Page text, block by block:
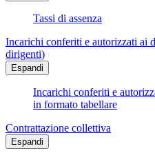
Tassi di assenza
Incarichi conferiti e autorizzati ai
dirigenti)
Espandi
Incarichi conferiti e
in formato tabellare
Contrattazione collettiva
Espandi